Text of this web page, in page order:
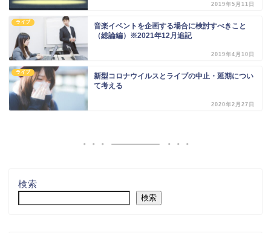
2019年5月11日
ライブ
音楽イベントを企画する場合に検討すべきこと
（総論編）※2021年12月追記
2019年4月10日
ライブ
新型コロナウイルスとライブの中止・延期につい
て考える
2020年2月27日
検索
検索